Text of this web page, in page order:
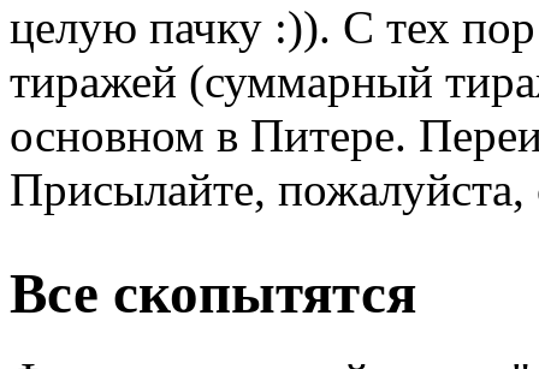
целую пачку :)). С тех
тиражей (суммарный
основном в Питере.
Присылайте,
Все скопытятся